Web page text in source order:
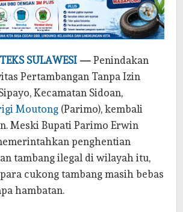
SULAWESI — Penindakan
Pertambangan Tanpa Izin
Kecamatan Sidoan,
Moutong (Parimo), kembali
Meski Bupati Parimo Erwin
penghentian
tambang ilegal di wilayah itu,
cukong tambang masih bebas
hambatan.